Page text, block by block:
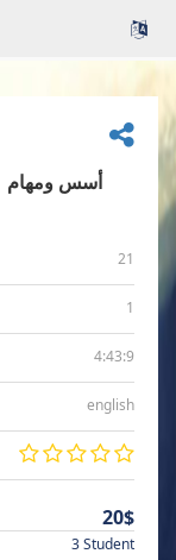
21
1
4:43:9
english
20$
3 Student